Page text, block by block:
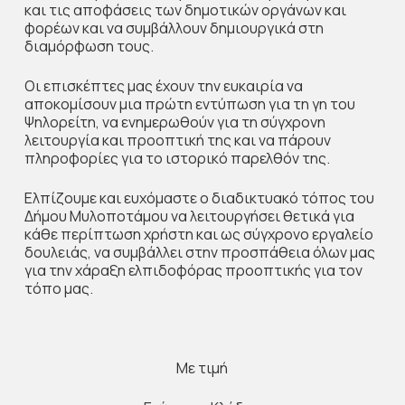
και τις αποφάσεις των δημοτικών οργάνων και
φορέων και να συμβάλλουν δημιουργικά στη
διαμόρφωση τους.
Οι επισκέπτες μας έχουν την ευκαιρία να
αποκομίσουν μια πρώτη εντύπωση για τη γη του
Ψηλορείτη, να ενημερωθούν για τη σύγχρονη
λειτουργία και προοπτική της και να πάρουν
πληροφορίες για το ιστορικό παρελθόν της.
Ελπίζουμε και ευχόμαστε ο διαδικτυακό τόπος του
Δήμου Μυλοποτάμου να λειτουργήσει θετικά για
κάθε περίπτωση χρήστη και ως σύγχρονο εργαλείο
δουλειάς, να συμβάλλει στην προσπάθεια όλων μας
για την χάραξη ελπιδοφόρας προοπτικής για τον
τόπο μας.
Με τιμή